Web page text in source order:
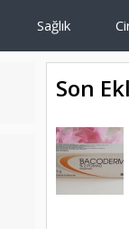
Sağlık
Son